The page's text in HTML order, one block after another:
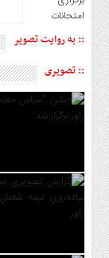
:: به روایت تصویر
:: تصویری